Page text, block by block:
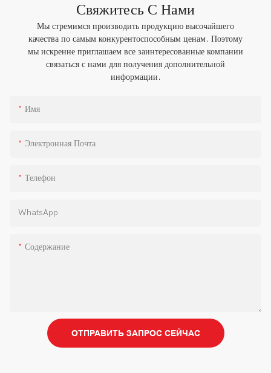
Свяжитесь С Нами
Мы стремимся производить продукцию высочайшего
качества по самым конкурентоспособным ценам. Поэтому
мы искренне приглашаем все заинтересованные компании
связаться с нами для получения дополнительной
информации.
Имя
Электронная Почта
Телефон
WhatsApp
Содержание
ОТПРАВИТЬ ЗАПРОС СЕЙЧАС